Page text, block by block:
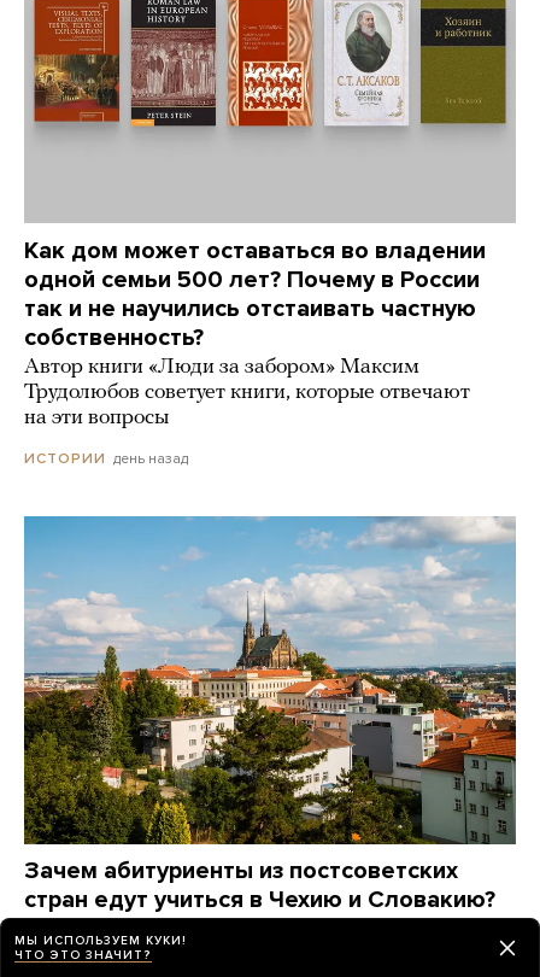
Как дом может оставаться во владении
одной семьи 500 лет? Почему в России
так и не научились отстаивать частную
собственность?
Автор книги «Люди за забором» Максим
Трудолюбов советует книги, которые отвечают
на эти вопросы
ИСТОРИИ день назад
Зачем абитуриенты из постсоветских
стран едут учиться в Чехию и Словакию?
Это дорого? А язык сложно выучить? Вот
что говорят они сами
МЫ ИСПОЛЬЗУЕМ КУКИ!
ЧТО ЭТО ЗНАЧИТ?